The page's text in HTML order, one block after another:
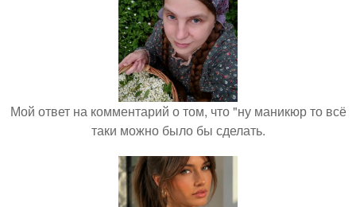
Мой ответ на комментарий о том, что "ну маникюр то всё
таки можно было бы сделать.